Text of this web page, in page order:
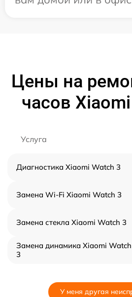
Цены на
часов
Услуга
Диагностика Xiaomi Watch 3
Замена Wi-Fi Xiaomi Watch 3
Замена стекла Xiaomi Watch 3
Замена динамика Xiaomi Watch
3
У меня другая